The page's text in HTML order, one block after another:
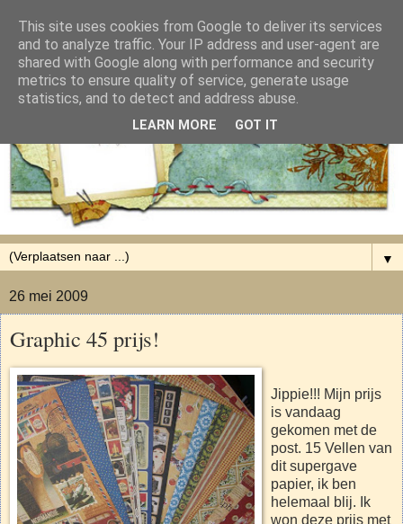
▼
26 mei 2009
Graphic 45 prijs!
Jippie!!! Mijn prijs
is vandaag
gekomen met de
post. 15 Vellen van
dit supergave
papier, ik ben
helemaal blij. Ik
won deze prijs met
This site uses cookies from Google to deliver its services
and to analyze traffic. Your IP address and user-agent are
shared with Google along with performance and security
metrics to ensure quality of service, generate usage
statistics, and to detect and address abuse.
LEARN MORE GOT IT